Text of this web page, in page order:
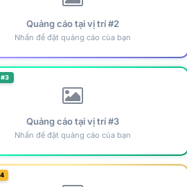
Quảng cáo tại vị trí #2
Nhấn để đặt quảng cáo của bạn
Quảng cáo tại vị trí #3
Nhấn để đặt quảng cáo của bạn